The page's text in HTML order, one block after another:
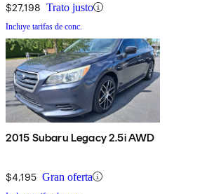
$27,198 Trato justo
Incluye tarifas de conc.
2015 Subaru Legacy 2.5i AWD
$4,195 Gran oferta